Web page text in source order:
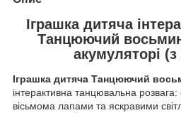
Іграшка дитяча
Танцюючий
акумуляторі
Іграшка дитяча Танцюючий
інтерактивна танцювальна
вісьмома лапами та яскравими